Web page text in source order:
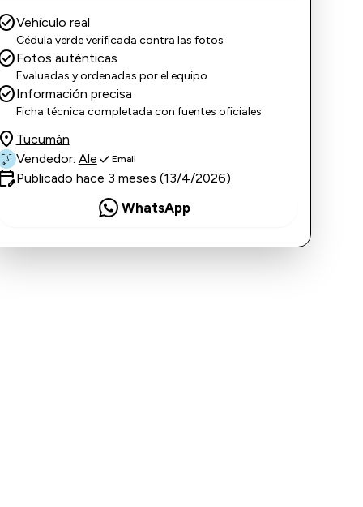
Vehículo real
Cédula verde verificada contra las fotos
Fotos auténticas
Evaluadas y ordenadas por el equipo
Información precisa
Ficha técnica completada con fuentes oficiales
location_onTucumán
Vendedor: Ale check Email
edit_calendarPublicado hace 3 meses (13/4/2026)
WhatsApp